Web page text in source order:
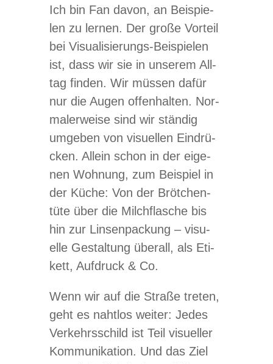
Ich bin Fan davon, an Bei­spie­
len zu ler­nen. Der große Vor­teil
bei Visua­li­sie­rungs-Bei­spie­len
ist, dass wir sie in unse­rem All­
tag fin­den. Wir müs­sen dafür
nur die Augen offen­hal­ten. Nor­
ma­ler­weise sind wir stän­dig
umge­ben von visu­el­len Ein­drü­
cken. Allein schon in der eige­
nen Woh­nung, zum Bei­spiel in
der Küche: Von der Bröt­chen­
tüte über die Milch­fla­sche bis
hin zur Lin­sen­pa­ckung – visu­
elle Gestal­tung über­all, als Eti­
kett, Auf­druck & Co.
Wenn wir auf die Straße tre­ten,
geht es naht­los wei­ter: Jedes
Ver­kehrs­schild ist Teil visu­el­ler
Kom­mu­ni­ka­tion. Und das Ziel